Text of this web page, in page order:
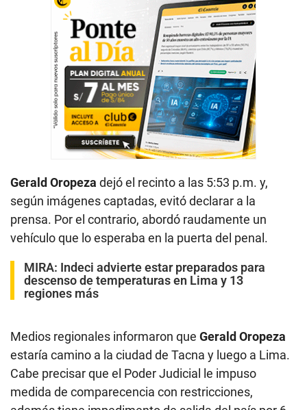
Gerald Oropeza dejó el recinto a las 5:53 p.m. y,
según imágenes captadas, evitó declarar a la
prensa. Por el contrario, abordó raudamente un
vehículo que lo esperaba en la puerta del penal.
MIRA: Indeci advierte estar preparados para
descenso de temperaturas en Lima y 13
regiones más
Medios regionales informaron que Gerald Oropeza
estaría camino a la ciudad de Tacna y luego a Lima.
Cabe precisar que el Poder Judicial le impuso
medida de comparecencia con restricciones,